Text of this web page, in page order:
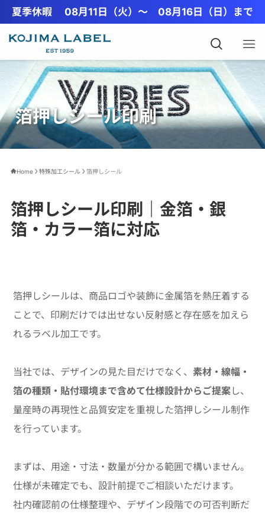
夏季休暇 08月11日（火）〜 08月16日（日）まで
箔押しシール印刷
Home 特殊加工シール 箔押しシール
箔押しシール印刷｜金箔・銀
箔・カラー箔に対応
箔押しシールは、商品ロゴや装飾に金属箔を熱圧着する
ことで、印刷だけでは出せない反射感と存在感を加えら
れるラベル加工です。
当社では、デザインの見た目だけでなく、 素材・線幅・
箔の種類・貼付環境まで含めて仕様設計からご提案し、
量産時の再現性と品質安定を重視した箔押しシール制作
を行っています。
まずは、用途・寸法・数量が分かる範囲で構いません。
仕様が未確定でも、設計前提でご相談いただけます。
社内確認前の仕様整理や、デザイン段階での可否判断だ